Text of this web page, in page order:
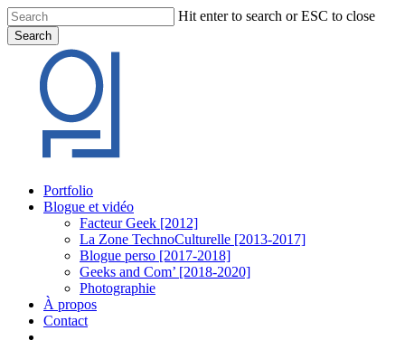
Skip
to
main
content
Hit enter to search or ESC to close
Search
Search
Menu
Portfolio
Blogue et vidéo
Facteur Geek [2012]
La Zone TechnoCulturelle [2013-2017]
Blogue perso [2017-2018]
Geeks and Com’ [2018-2020]
Photographie
À propos
Contact